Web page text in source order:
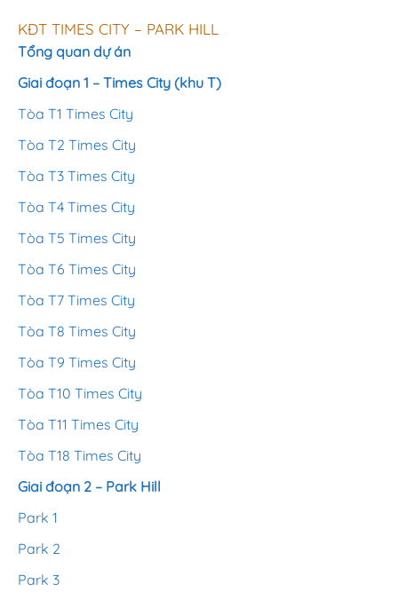
KĐT TIMES CITY – PARK HILL
Tổng quan dự án
Giai đoạn 1 – Times City (khu T)
Tòa T1 Times City
Tòa T2 Times City
Tòa T3 Times City
Tòa T4 Times City
Tòa T5 Times City
Tòa T6 Times City
Tòa T7 Times City
Tòa T8 Times City
Tòa T9 Times City
Tòa T10 Times City
Tòa T11 Times City
Tòa T18 Times City
Giai đoạn 2 – Park Hill
Park 1
Park 2
Park 3